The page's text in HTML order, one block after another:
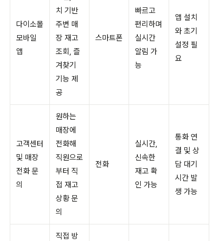
다이소몰
모바일
앱
치 기반
주변 매
장 재고
조회, 즐
겨찾기
기능 제
공
스마트폰
빠르고
편리하며
실시간
알림 가
능
앱 설치
와 초기
설정 필
요
고객센터
및 매장
전화 문
의
원하는
매장에
전화해
직원으로
부터 직
접 재고
상황 문
의
전화
실시간,
신속한
재고 확
인 가능
통화 연
결 및 상
담 대기
시간 발
생 가능
직접 방